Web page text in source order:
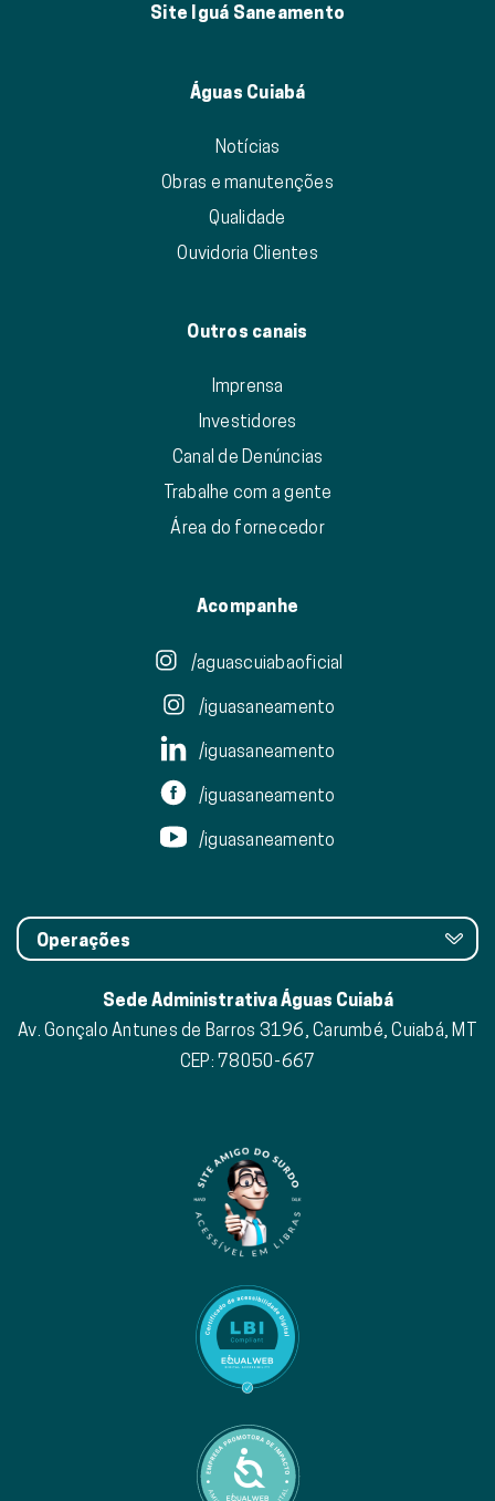
Site Iguá Saneamento
Águas Cuiabá
Notícias
Obras e manutenções
Qualidade
Ouvidoria Clientes
Outros canais
Imprensa
Investidores
Canal de Denúncias
Trabalhe com a gente
Área do fornecedor
Acompanhe
/aguascuiabaoficial
/iguasaneamento
/iguasaneamento
/iguasaneamento
/iguasaneamento
Operações
Sede Administrativa Águas Cuiabá
Av. Gonçalo Antunes de Barros 3196, Carumbé, Cuiabá, MT
CEP: 78050-667